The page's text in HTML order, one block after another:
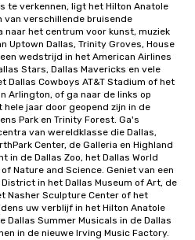
te verkennen, ligt het Hilton Anatole
van verschillende bruisende
het centrum voor kunst, muziek
Uptown Dallas, Trinity Groves, House
wedstrijd in het American Airlines
Stars, Dallas Mavericks en vele
Dallas Cowboys AT&T Stadium of het
Arlington, of ga naar de links op
jaar door geopend zijn in de
Park en Trinity Forest. Ga's
van wereldklasse die Dallas,
Center, de Galleria en Highland
in de Dallas Zoo, het Dallas World
Nature and Science. Geniet van een
in het Dallas Museum of Art, de
Nasher Sculpture Center of het
uw verblijf in het Hilton Anatole
Dallas Summer Musicals in de Dallas
in de nieuwe Irving Music Factory.